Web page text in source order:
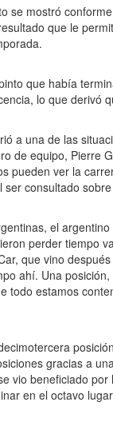
se mostró
que le
que había
lo que derivó
a una de las
de equipo, Pierre
pueden ver la
ser consultado
el
perder tiempo
que vino
ahí. Una
todo estamos
gracias a
vio beneficiado
en el octavo